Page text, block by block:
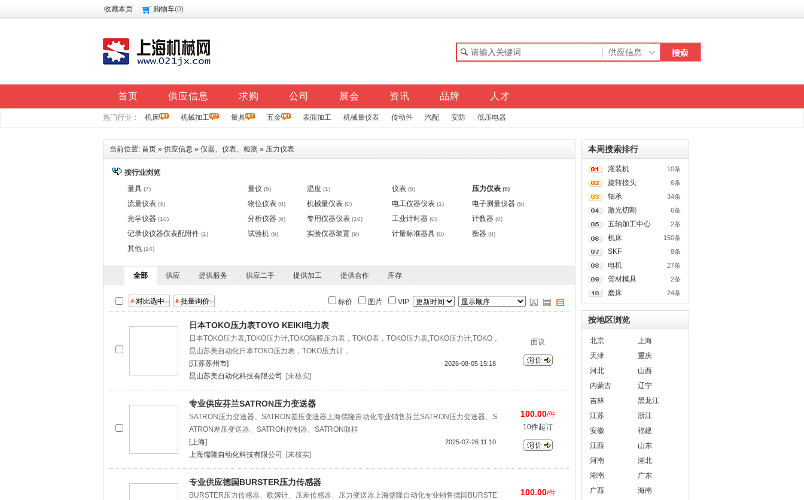
收藏本页 购物车(0)
首页 供应信息 求购 公司 展会 资讯 品牌 人才
热门行业： 机床 机械加工 量具 五金 表面加工 机械量仪表 传动件 汽配 安防 低压电器
当前位置: 首页 » 供应信息 » 仪器、仪表、检测 » 压力仪表
按行业浏览
量具 (7) 量仪 (5) 温度 (1) 仪表 (5) 压力仪表 (5)
流量仪表 (4) 物位仪表 (0) 机械量仪表 (0) 电工仪器仪表 (1) 电子测量仪器 (5)
光学仪器 (10) 分析仪器 (6) 专用仪器仪表 (10) 工业计时器 (0) 计数器 (0)
记录仪仪器仪表配附件 (1) 试验机 (6) 实验仪器装置 (9) 计量标准器具 (0) 衡器 (0)
其他 (14)
全部 供应 提供服务 供应二手 提供加工 提供合作 库存
标价 图片 VIP
日本TOKO压力表TOYO KEIKI电力表
日本TOKO压力表,TOKO压力计,TOKO隔膜压力表，TOKO表，TOKO压力表,TOKO压力计,TOKO，
昆山苏美自动化日本TOKO压力表，TOKO压力计，
2026-08-05 15:18
[江苏苏州市]
昆山苏美自动化科技有限公司
[未核实]
面议
专业供应芬兰SATRON压力变送器
SATRON压力变送器、SATRON差压变送器上海儒隆自动化专业销售芬兰SATRON压力变送器、S
ATRON差压变送器、SATRON控制器、SATRON取样
2025-07-26 11:10
[上海]
上海儒隆自动化科技有限公司
[未核实]
100.00/件
10件起订
专业供应德国BURSTER压力传感器
BURSTER压力传感器、欧姆计、压差传感器、压力变送器上海儒隆自动化专业销售德国BURSTE
100.00/件
本周搜索排行
10条
灌装机
6条
旋转接头
34条
轴承
6条
激光切割
2条
五轴加工中心
150条
机床
8条
SKF
27条
电机
2条
管材模具
24条
磨床
按地区浏览
北京
上海
天津
重庆
河北
山西
内蒙古
辽宁
吉林
黑龙江
江苏
浙江
安徽
福建
江西
山东
河南
湖北
湖南
广东
广西
海南